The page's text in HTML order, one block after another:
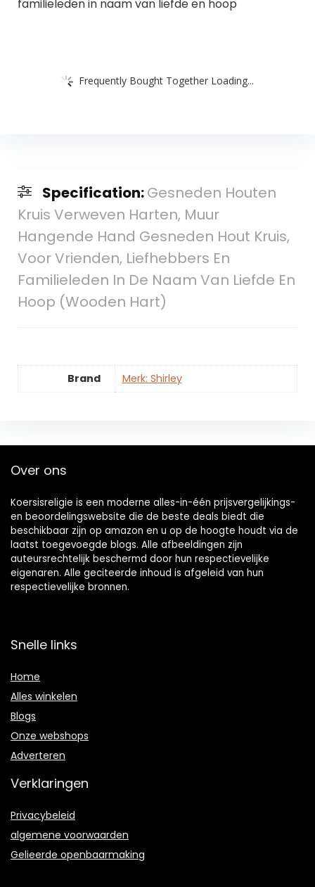
familieleden in naam van liefde en hoop
Frequently Bought Together Loading...
Specification:Gesneden Houten
Kruis Verweven Harten, Muur
Hangende Hand Gesneden Hout Kruis,
Voor Vrienden, Liefhebbers En
Familieleden In De Naam Van Liefde En
Hoop (Wooden Hart)
Brand Merk: Shirley
Over ons
Koersisreligie is een moderne alles-in-één prijsvergelijkings-
en beoordelingswebsite die de beste deals biedt die
beschikbaar zijn op amazon en u op de hoogte houdt via de
laatst toegevoegde blogs. Alle afbeeldingen zijn
auteursrechtelijk beschermd door hun respectievelijke
eigenaren. Alle geciteerde inhoud is afgeleid van hun
respectievelijke bronnen.
Snelle links
Home
Alles winkelen
Blogs
Onze webshops
Adverteren
Verklaringen
Privacybeleid
algemene voorwaarden
Gelieerde openbaarmaking